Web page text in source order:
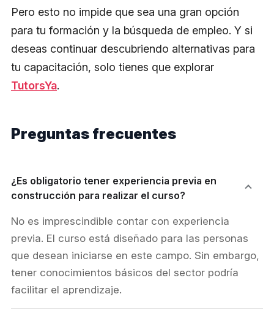
Pero esto no impide que sea una gran opción
para tu formación y la búsqueda de empleo. Y si
deseas continuar descubriendo alternativas para
tu capacitación, solo tienes que explorar
TutorsYa.
Preguntas frecuentes
¿Es obligatorio tener experiencia previa en
construcción para realizar el curso?
No es imprescindible contar con experiencia
previa. El curso está diseñado para las personas
que desean iniciarse en este campo. Sin embargo,
tener conocimientos básicos del sector podría
facilitar el aprendizaje.